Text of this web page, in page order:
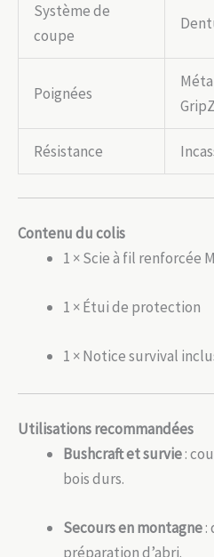
Système de
coupe
Poignées
Résistance
Contenu du colis
1 × Scie à fil renforcée
1 × Étui de protection
1 × Notice survival
Utilisations recommandées
Bushcraft et survie:
bois durs.
Secours en montagne:
préparation d’abri.